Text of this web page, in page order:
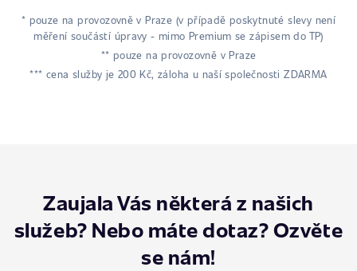
* pouze na provozovně v Praze (v případě poskytnuté slevy není
měření součástí úpravy - mimo Premium se zápisem do TP)
** pouze na provozovně v Praze
*** cena služby je 200 Kč, záloha u naší společnosti ZDARMA
Zaujala Vás některá z našich
služeb? Nebo máte dotaz? Ozvěte
se nám!